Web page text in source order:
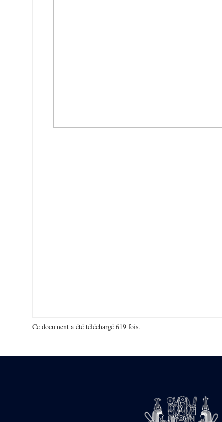
Ce document a été téléchargé 619 fois.